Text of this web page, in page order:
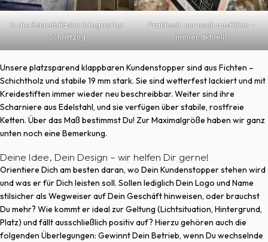
In die Schreibfläche integrierter
Schriftzug
Praktisch: nur noch ausfüllen –
immer aktuell!
Unsere platzsparend klappbaren Kundenstopper sind aus Fichten –
Schichtholz und stabile 19 mm stark. Sie sind wetterfest lackiert und mit
Kreidestiften immer wieder neu beschreibbar. Weiter sind ihre
Scharniere aus Edelstahl, und sie verfügen über stabile, rostfreie
Ketten. Über das Maß bestimmst Du! Zur Maximalgröße haben wir ganz
unten noch eine Bemerkung.
Deine Idee, Dein Design – wir helfen Dir gerne!
Orientiere Dich am besten daran, wo Dein Kundenstopper stehen wird
und was er für Dich leisten soll. Sollen lediglich Dein Logo und Name
stilsicher als Wegweiser auf Dein Geschäft hinweisen, oder brauchst
Du mehr? Wie kommt er ideal zur Geltung (Lichtsituation, Hintergrund,
Platz) und fällt ausschließlich positiv auf? Hierzu gehören auch die
folgenden Überlegungen: Gewinnt Dein Betrieb, wenn Du wechselnde